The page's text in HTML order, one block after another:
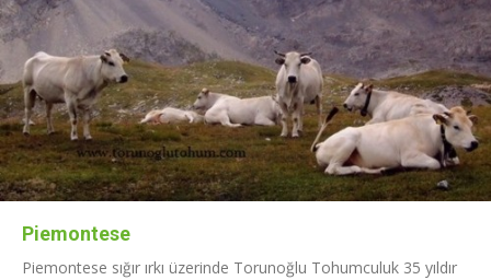
Piemontese
Piemontese sığır ırkı üzerinde Torunoğlu Tohumculuk 35 yıldır